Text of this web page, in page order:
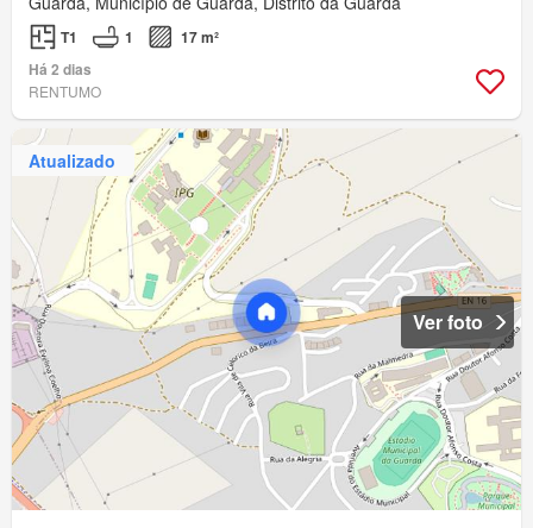
T1 1
17 m²
Há 2 dias
RENTUMO
Atualizado
Ver foto